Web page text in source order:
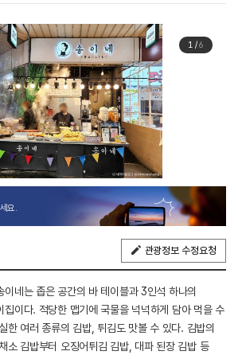
1/6
요.
관광정보 수정요청
이네는 좁은 공간의 바 테이블과 3인석 하나의
집이다. 적당한 맵기에 국물을 넉넉하게 담아 먹을 수
한 여러 종류의 김밥, 튀김도 맛볼 수 있다. 김밥의
소 김밥부터 오징어튀김 김밥, 대파 된장 김밥 등